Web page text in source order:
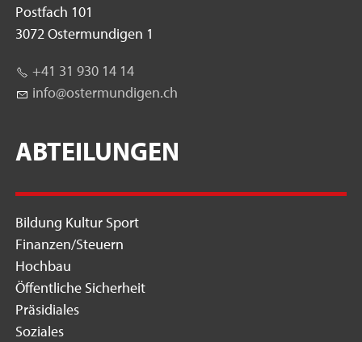
Postfach 101
3072 Ostermundigen 1
+41 31 930 14 14
nf
st rm nd g n ch
ABTEILUNGEN
Bildung Kultur Sport
Finanzen/Steuern
Hochbau
Öffentliche Sicherheit
Präsidiales
Soziales